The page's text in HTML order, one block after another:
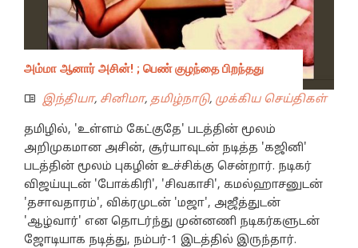
அம்மா ஆனார் அசின்! ; பெண் குழந்தை பிறந்தது
இந்தியா, சினிமா, தமிழ்நாடு, முக்கிய செய்திகள்
தமிழில், 'உள்ளம் கேட்குதே' படத்தின் மூலம்
அறிமுகமான அசின், சூர்யாவுடன் நடித்த 'கஜினி'
படத்தின் மூலம் புகழின் உச்சிக்கு சென்றார். நடிகர்
விஜய்யுடன் 'போக்கிரி', 'சிவகாசி', கமல்ஹாசனுடன்
'தசாவதாரம்', விக்ரமுடன் 'மஜா', அஜீத்துடன்
'ஆழ்வார்' என தொடர்ந்து முன்னணி நடிகர்களுடன்
ஜோடியாக நடித்து, நம்பர்-1 இடத்தில் இருந்தார்.